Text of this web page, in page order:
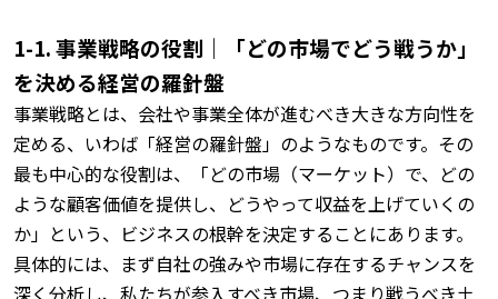
1-1. 事業戦略の役割｜「どの市場でどう戦うか」
を決める経営の羅針盤
事業戦略とは、会社や事業全体が進むべき大きな方向性を
定める、いわば「経営の羅針盤」のようなものです。 その
最も中心的な役割は、「どの市場（マーケット）で、どの
ような顧客価値を提供し、どうやって収益を上げていくの
か」という、ビジネスの根幹を決定することにあります。
具体的には、まず自社の強みや市場に存在するチャンスを
深く分析し、私たちが参入すべき市場、つまり戦うべき土